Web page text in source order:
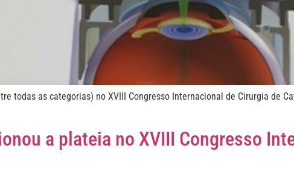
todas as categorias) no XVIII Congresso Internacional de Cirurgia de
a plateia no XVIII Congresso